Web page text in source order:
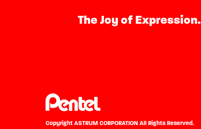
The Joy of Expression.
Copyright ASTRUM CORPORATION All Rights Reserved.